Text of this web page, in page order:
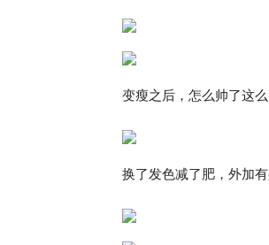
变瘦之后，怎么帅了这么
换了发色减了肥，外加